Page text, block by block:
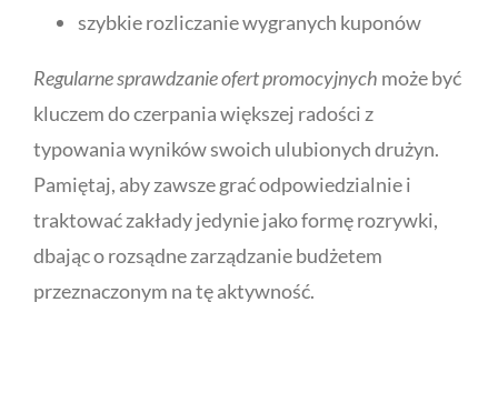
szybkie rozliczanie wygranych kuponów
Regularne sprawdzanie ofert promocyjnych może być
kluczem do czerpania większej radości z
typowania wyników swoich ulubionych drużyn.
Pamiętaj, aby zawsze grać odpowiedzialnie i
traktować zakłady jedynie jako formę rozrywki,
dbając o rozsądne zarządzanie budżetem
przeznaczonym na tę aktywność.